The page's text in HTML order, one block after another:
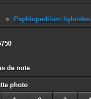
Paphiopedilum hybrides
de note
photo